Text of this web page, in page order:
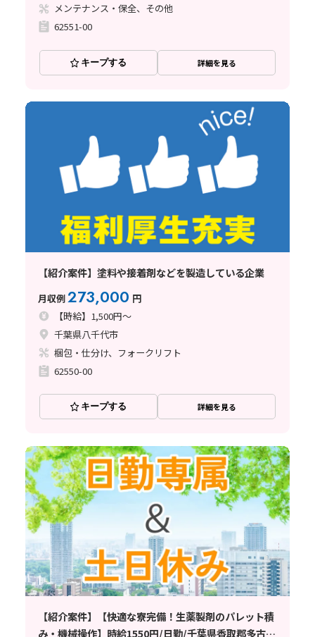
メンテナンス・保全、その他
62551-00
キープする 詳細を見る
【紹介案件】塗料や接着剤などを製造している企業
月収例273,000 円
【時給】1,500円～
千葉県八千代市
梱包・仕分け、フォークリフト
62550-00
キープする 詳細を見る
【紹介案件】【快適な寮完備！生薬製剤のパレット積
み・機械操作】時給1550円/日勤/千葉県香取郡多古